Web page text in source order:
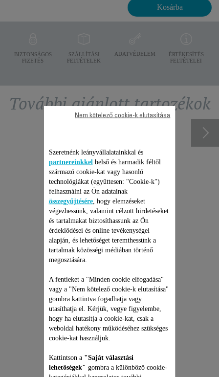
Kosárba
BIZTONSÁGOS
FIZETÉS
SZÁLLÍTÁSI
FELTÉTELEK
ADATVÉDELEM
ÉRTÉKESÍTÉS
FELTÉTELEI
További ajánlott tartozékok
ROWENTA ÁLLÓ
PORSZÍVÓ JAVÍTÁSI
CSOMAG
garancia!
35 990 Ft
Kosárba
Szeretnénk leányvállalatainkkal és
partnereinkkel belső és harmadik féltől
származó cookie-kat vagy hasonló
technológiákat (együttesen: "Cookie-k")
felhasználni az Ön adatainak
összegyűjtésére, hogy elemzéseket
végezhessünk, valamint célzott hirdetéseket
és tartalmakat biztosíthassunk az Ön
érdeklődései és online tevékenységei
alapján, és lehetőséget teremthessünk a
tartalmak közösségi médiában történő
megosztására.
A fentieket a "Minden cookie elfogadása"
vagy a "Nem kötelező cookie-k elutasítása"
gombra kattintva fogadhatja vagy
utasíthatja el. Kérjük, vegye figyelembe,
hogy ha elutasítja a cookie-kat, csak a
weboldal hatékony működéséhez szükséges
cookie-kat használjuk.
Kattintson a "Saját választási
lehetőségek" gombra a különböző cookie-
Nem kötelező cookie-k elutasítása